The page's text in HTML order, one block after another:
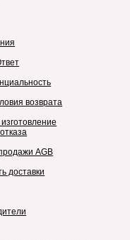
возврата
AGB
доставки